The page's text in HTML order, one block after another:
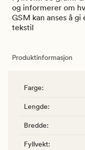
og informerer om
GSM kan anses å
tekstil
Produktinformasjon
Farge:
Lengde:
Bredde:
Fyllvekt: